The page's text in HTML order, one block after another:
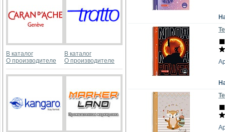
В каталог
О производителе
В каталог
О производителе